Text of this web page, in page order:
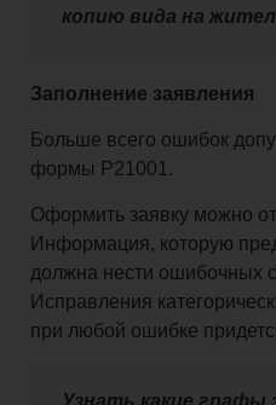
копию вида на
Заполнение заявления
Больше всего ошибок
формы Р21001.
Оформить заявку можно
Информация, которую
должна нести ошибочных
Исправления
при любой ошибке